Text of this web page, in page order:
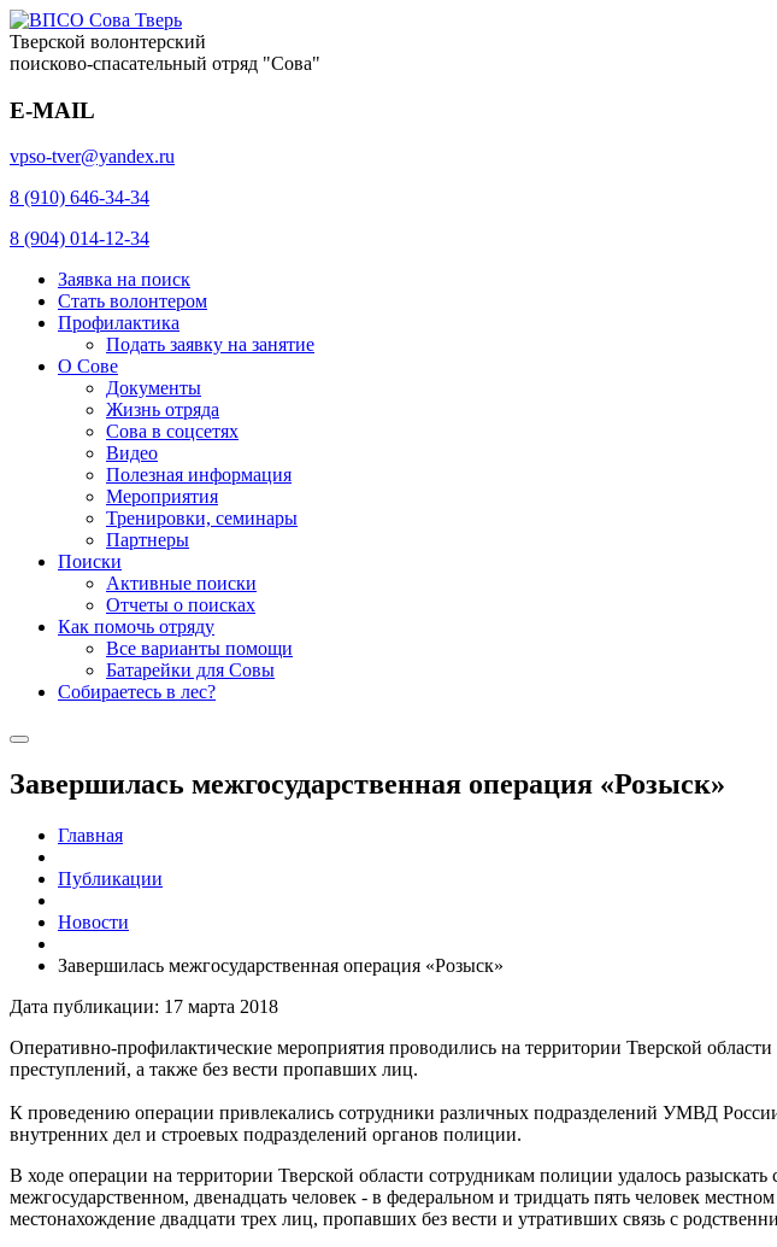
Тверской волонтерский
поисково-спасательный отряд "Сова"
E-MAIL
vpso-tver@yandex.ru
8 (910) 646-34-34
8 (904) 014-12-34
Заявка на поиск
Стать волонтером
Профилактика
Подать заявку на занятие
О Сове
Документы
Жизнь отряда
Сова в соцсетях
Видео
Полезная информация
Мероприятия
Тренировки, семинары
Партнеры
Поиски
Активные поиски
Отчеты о поисках
Как помочь отряду
Все варианты помощи
Батарейки для Совы
Собираетесь в лес?
Завершилась межгосударственная операция «Розыск»
Главная
Публикации
Новости
Завершилась межгосударственная операция «Розыск»
Дата публикации: 17 марта 2018
Оперативно-профилактические мероприятия проводились на территории Тверской
преступлений, а также без вести пропавших лиц.
К проведению операции привлекались сотрудники различных подразделений УМВД
внутренних дел и строевых подразделений органов полиции.
В ходе операции на территории Тверской области сотрудникам полиции удалось
межгосударственном, двенадцать человек - в федеральном и тридцать пять человек
местонахождение двадцати трех лиц, пропавших без вести и утративших связь с